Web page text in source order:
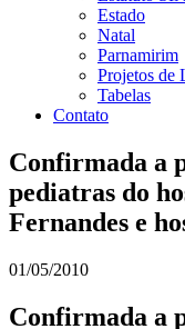
Estado
Natal
Parnamirim
Projetos de
Tabelas
Contato
Confirmada a
pediatras do
Fernandes e
01/05/2010
Confirmada a